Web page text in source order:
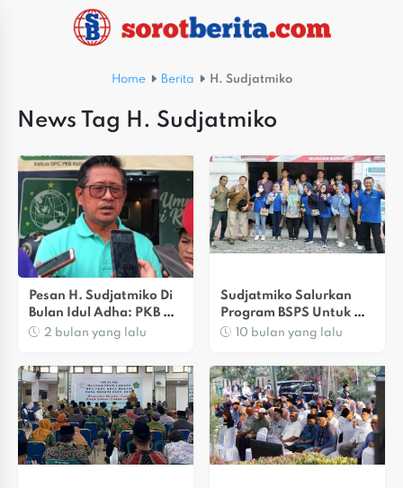
Home Berita H. Sudjatmiko
News Tag H. Sudjatmiko
Pesan H. Sudjatmiko Di
Bulan Idul Adha: PKB
Kota Bekasi Terus
Sosial Untuk
Masyarakat
2 bulan yang lalu
Sudjatmiko Salurkan
Program BSPS Untuk
Warga Bekasi Utara
10 bulan yang lalu